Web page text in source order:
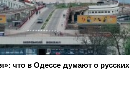
что в Одессе думают о русских